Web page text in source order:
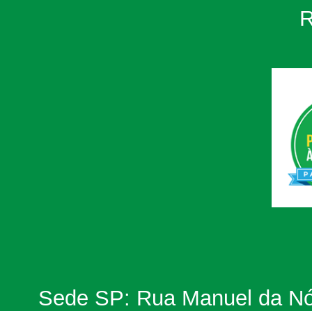
Sede SP: Rua Manuel da